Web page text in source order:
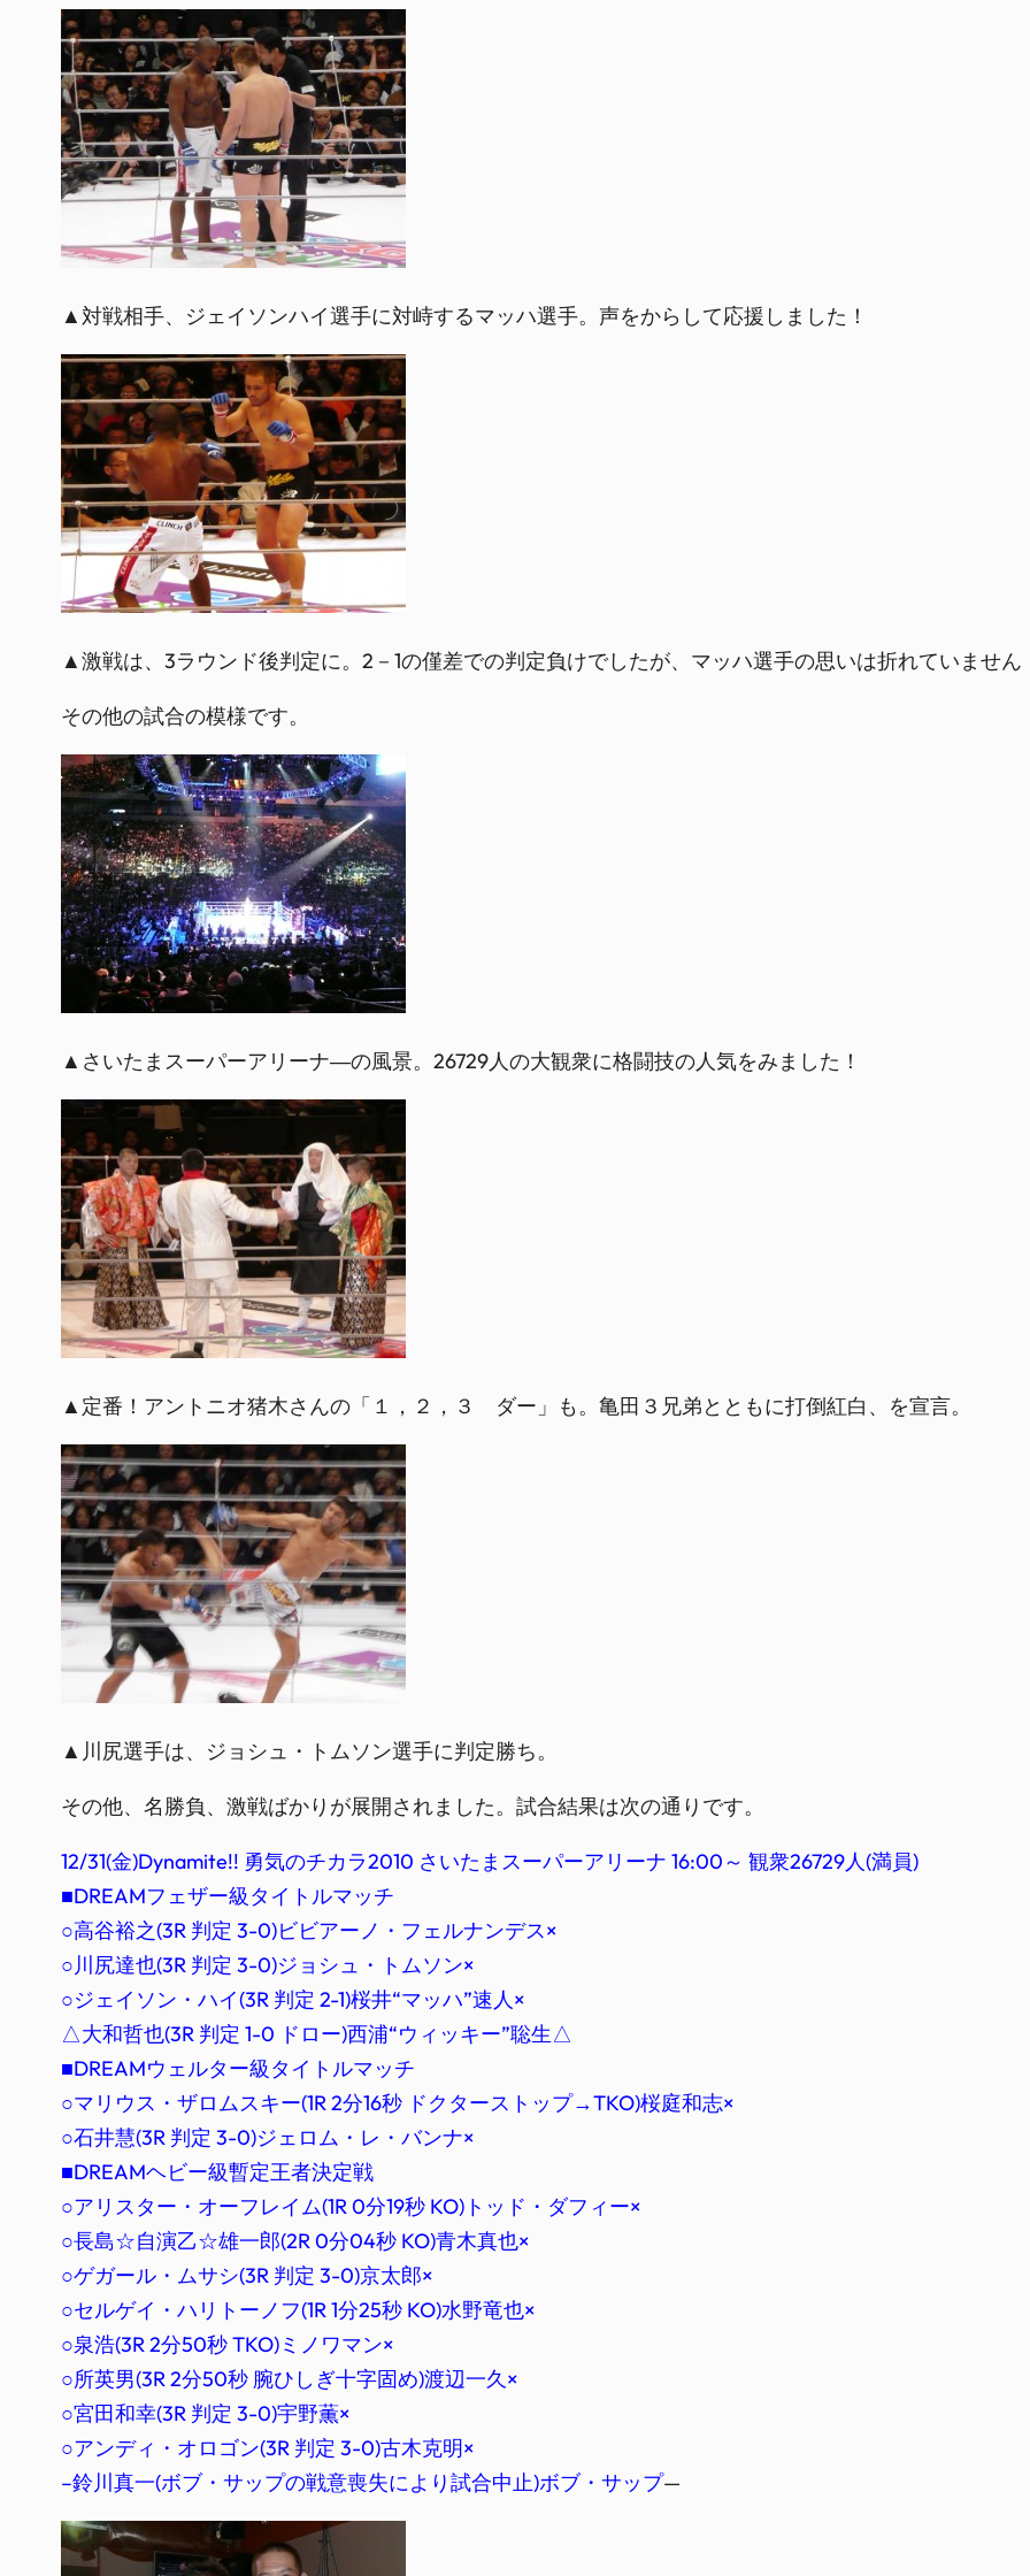
▲対戦相手、ジェイソンハイ選手に対峙するマッハ選手。声をからして応援しました！
▲激戦は、3ラウンド後判定に。2－1の僅差での判定負けでしたが、マッハ選手の思いは折れていません
その他の試合の模様です。
▲さいたまスーパーアリーナ―の風景。26729人の大観衆に格闘技の人気をみました！
▲定番！アントニオ猪木さんの「１，２，３ ダー」も。亀田３兄弟とともに打倒紅白、を宣言。
▲川尻選手は、ジョシュ・トムソン選手に判定勝ち。
その他、名勝負、激戦ばかりが展開されました。試合結果は次の通りです。
12/31(金)Dynamite!! 勇気のチカラ2010 さいたまスーパーアリーナ 16:00～ 観衆26729人(満員)
■DREAMフェザー級タイトルマッチ
○高谷裕之(3R 判定 3-0)ビビアーノ・フェルナンデス×
○川尻達也(3R 判定 3-0)ジョシュ・トムソン×
○ジェイソン・ハイ(3R 判定 2-1)桜井“マッハ”速人×
△大和哲也(3R 判定 1-0 ドロー)西浦“ウィッキー”聡生△
■DREAMウェルター級タイトルマッチ
○マリウス・ザロムスキー(1R 2分16秒 ドクターストップ→TKO)桜庭和志×
○石井慧(3R 判定 3-0)ジェロム・レ・バンナ×
■DREAMヘビー級暫定王者決定戦
○アリスター・オーフレイム(1R 0分19秒 KO)トッド・ダフィー×
○長島☆自演乙☆雄一郎(2R 0分04秒 KO)青木真也×
○ゲガール・ムサシ(3R 判定 3-0)京太郎×
○セルゲイ・ハリトーノフ(1R 1分25秒 KO)水野竜也×
○泉浩(3R 2分50秒 TKO)ミノワマン×
○所英男(3R 2分50秒 腕ひしぎ十字固め)渡辺一久×
○宮田和幸(3R 判定 3-0)宇野薫×
○アンディ・オロゴン(3R 判定 3-0)古木克明×
–鈴川真一(ボブ・サップの戦意喪失により試合中止)ボブ・サップ—